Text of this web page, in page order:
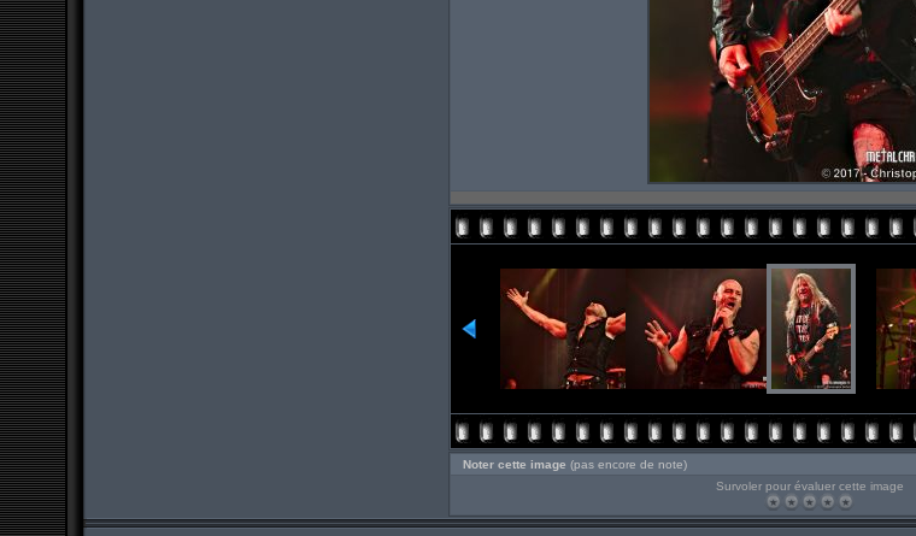
Noter cette image (pas encore de note)
Survoler pour évaluer cette image